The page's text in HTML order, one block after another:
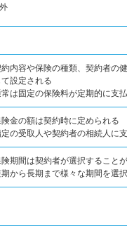
内容や保険の種類、契約者の
て設定される
は固定の保険料が定期的に支
金の額は契約時に定められる
の受取人や契約者の相続人に
期間は契約者が選択すること
から長期まで様々な期間を選